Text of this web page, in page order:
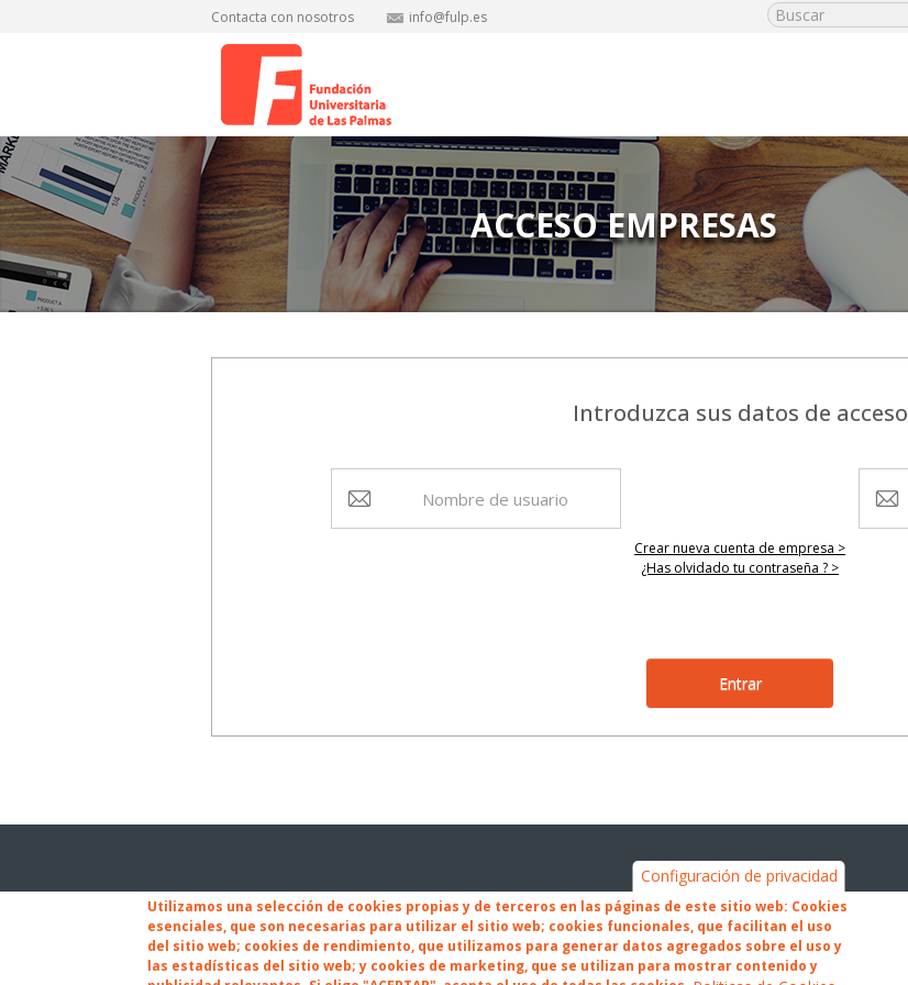
Contacta con nosotros info@fulp.es
ACCESO EMPRESAS
Introduzca sus datos de acceso
Crear nueva cuenta de empresa >
¿Has olvidado tu contraseña ? >
C/ Juan de Quesada, 2
35001 Las Palmas de Gran Canaria
Configuración de privacidad
Utilizamos una selección de cookies propias y de terceros en las páginas de este sitio web: Cookies
esenciales, que son necesarias para utilizar el sitio web; cookies funcionales, que facilitan el uso
del sitio web; cookies de rendimiento, que utilizamos para generar datos agregados sobre el uso y
las estadísticas del sitio web; y cookies de marketing, que se utilizan para mostrar contenido y